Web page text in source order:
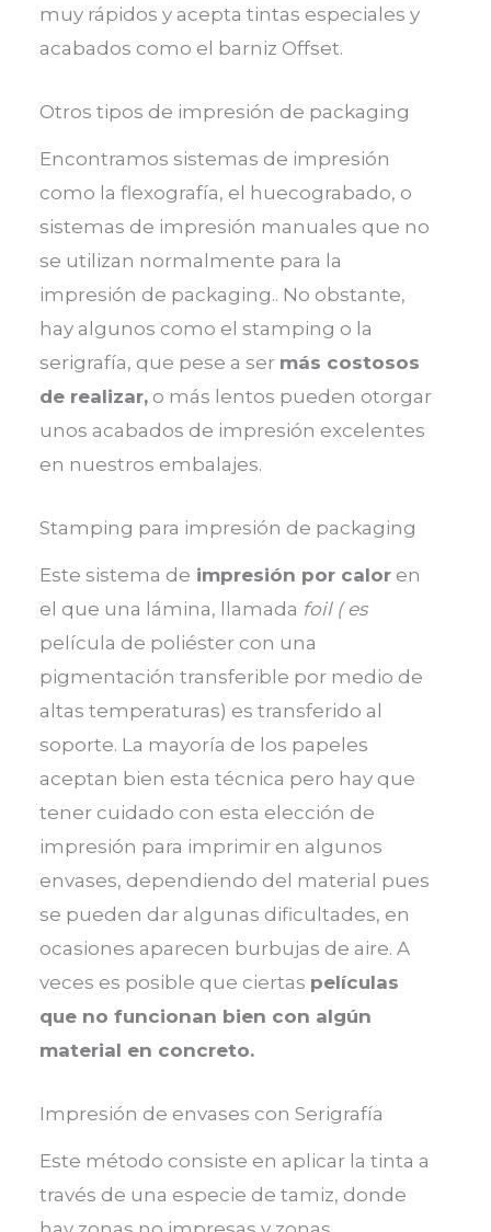
muy rápidos y acepta tintas especiales y
acabados como el barniz Offset.
Otros tipos de impresión de packaging
Encontramos sistemas de impresión
como la flexografía, el huecograbado, o
sistemas de impresión manuales que no
se utilizan normalmente para la
impresión de packaging.. No obstante,
hay algunos como el stamping o la
serigrafía, que pese a ser más costosos
de realizar, o más lentos pueden otorgar
unos acabados de impresión excelentes
en nuestros embalajes.
Stamping para impresión de packaging
Este sistema de impresión por calor en
el que una lámina, llamada foil ( es
película de poliéster con una
pigmentación transferible por medio de
altas temperaturas) es transferido al
soporte. La mayoría de los papeles
aceptan bien esta técnica pero hay que
tener cuidado con esta elección de
impresión para imprimir en algunos
envases, dependiendo del material pues
se pueden dar algunas dificultades, en
ocasiones aparecen burbujas de aire. A
veces es posible que ciertas películas
que no funcionan bien con algún
material en concreto.
Impresión de envases con Serigrafía
Este método consiste en aplicar la tinta a
través de una especie de tamiz, donde